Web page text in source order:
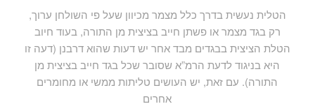
הטלית נעשית בדרך כלל מצמר מכיוון שעל פי השולחן ערוך,
רק בגד מצמר או פשתן חייב בציצית מן התורה, בעוד חיוב
הטלת הציצית בבגדים מבד אחר יש דעות שהוא דרבנן (דעה זו
היא בניגוד לדעת הרמ”א שסובר שכל בגד חייב בציצית מן
התורה). עם זאת, יש העושים טליתות ממשי או מחומרים
אחרים